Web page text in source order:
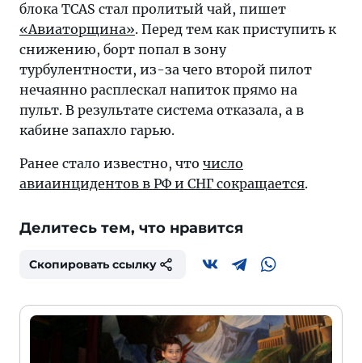
блока TCAS стал пролитый чай, пишет
«Авиаторщина». Перед тем как приступить к
снижению, борт попал в зону
турбулентности, из-за чего второй пилот
нечаянно расплескал напиток прямо на
пульт. В результате система отказала, а в
кабине запахло гарью.
Ранее стало известно, что число
авиаинцидентов в РФ и СНГ сокращается.
Делитесь тем, что нравится
Скопировать ссылку